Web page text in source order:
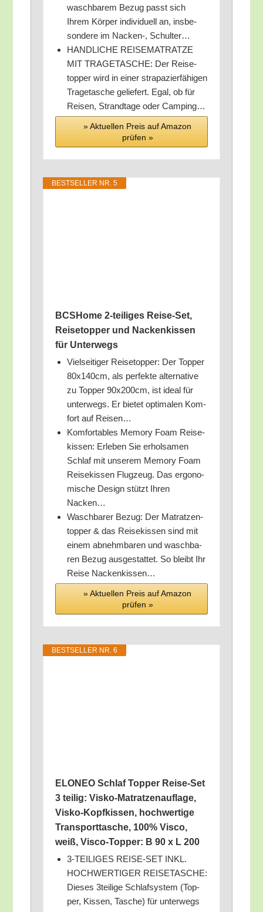
wasch­ba­rem Bezug passt sich
Ihrem Kör­per indi­vi­du­ell an, ins­be­
son­de­re im Nacken‑, Schulter…
HANDLICHE REISEMATRATZE
MIT TRAGETASCHE: Der Rei­se­
top­per wird in einer stra­pa­zier­fä­hi­gen
Tra­ge­ta­sche gelie­fert. Egal, ob für
Rei­sen, Strand­ta­ge oder Camping…
» Aktu­el­len Preis auf Ama­zon
prü­fen »
BEST­SEL­LER NR. 5
BCS­Home 2‑teiliges Rei­se-Set,
Rei­se­top­per und Nacken­kis­sen
für Unterwegs
Viel­sei­ti­ger Rei­se­top­per: Der Top­per
80x140cm, als per­fek­te alter­na­ti­ve
zu Top­per 90x200cm, ist ide­al für
unter­wegs. Er bie­tet opti­ma­len Kom­
fort auf Reisen…
Kom­for­ta­bles Memo­ry Foam Rei­se­
kis­sen: Erle­ben Sie erhol­sa­men
Schlaf mit unse­rem Memo­ry Foam
Rei­se­kis­sen Flug­zeug. Das ergo­no­
mi­sche Design stützt Ihren
Nacken…
Wasch­ba­rer Bezug: Der Matrat­zen­
top­per & das Rei­se­kis­sen sind mit
einem abnehm­ba­ren und wasch­ba­
ren Bezug aus­ge­stat­tet. So bleibt Ihr
Rei­se Nackenkissen…
» Aktu­el­len Preis auf Ama­zon
prü­fen »
BEST­SEL­LER NR. 6
ELONEO Schlaf Top­per Rei­se-Set
3 teil­ig: Vis­ko-Matrat­zen­auf­la­ge,
Vis­ko-Kopf­kis­sen, hoch­wer­ti­ge
Trans­port­ta­sche, 100% Vis­co,
weiß, Vis­co-Top­per: B 90 x L 200
3‑TEILIGES REISE-SET INKL.
HOCHWERTIGER REISETASCHE:
Die­ses 3teilige Schlaf­sys­tem (Top­
per, Kis­sen, Tasche) für unter­wegs